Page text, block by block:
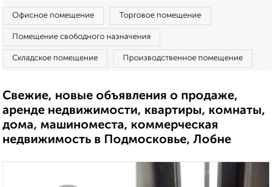
Офисное помещение Торговое помещение
Помещение свободного назначения
Складское помещение Производственное помещение
Свежие, новые объявления о продаже,
аренде недвижимости, квартиры, комнаты,
дома, машиноместа, коммерческая
недвижимость в Подмосковье, Лобне